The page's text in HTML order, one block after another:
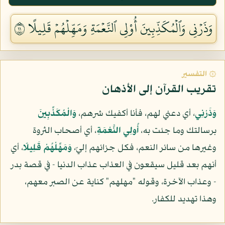
وَذَرۡنِي وَٱلۡمُكَذِّبِينَ أُوْلِي ٱلنَّعۡمَةِ وَمَهِّلۡهُمۡ قَلِيلًا ١١
۞ التفسير
تقريب القرآن إلى الأذهان
وَذَرْنِي، أي دعني لهم، فأنا أكفيك شرهم،وَالْمُكَذِّبِينَ
برسالتك وما جئت به،أُولِي النَّعْمَةِ، أي أصحاب الثروة
وغيرها من سائر النعم، فكل جزائهم إليّ،وَمَهِّلْهُمْ قَلِيلًا، أي
أنهم بعد قليل سيقعون في العذاب عذاب الدنيا - في قصة بدر
- وعذاب الآخرة، وقوله "مهلهم" كناية عن الصبر معهم،
وهذا تهديد للكفار.